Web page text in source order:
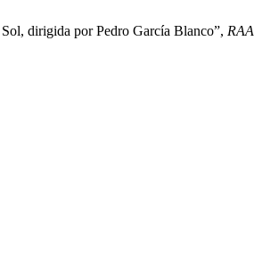
dirigida por Pedro García Blanco”, RAA